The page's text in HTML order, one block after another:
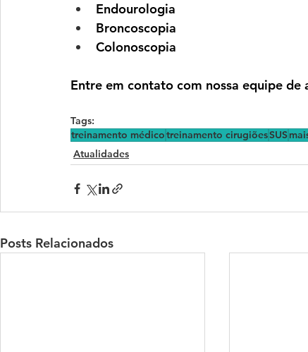
Endourologia
Broncoscopia
Colonoscopia
Entre em contato com nossa equipe de
Tags:
treinamento médicotreinamento cirugiõesSUS
Atualidades
Posts Relacionados